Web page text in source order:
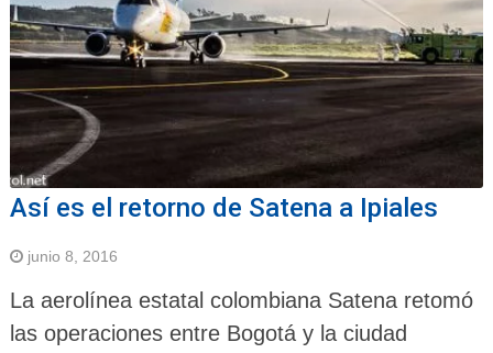
Así es el retorno de Satena a Ipiales
junio 8, 2016
La aerolínea estatal colombiana Satena retomó
las operaciones entre Bogotá y la ciudad